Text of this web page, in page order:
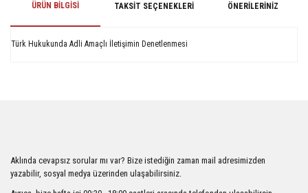
ÜRÜN BILGISI TAKSIT SEÇENEKLERI ÖNERILERINIZ
Türk Hukukunda Adli Amaçlı İletişimin Denetlenmesi
Ürün açıklamasında eksik bilgiler bulunuyor.
Ürün bilgilerinde hatalar bulunuyor.
Aklında cevapsız sorular mı var? Bize istediğin zaman mail adresimizden
yazabilir, sosyal medya üzerinden ulaşabilirsiniz.